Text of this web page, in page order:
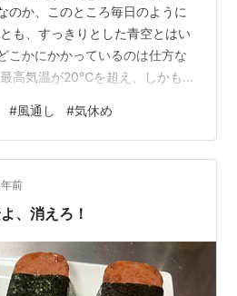
のか、このところ毎日のように
も、すっきりとした青空とはい
こかにかかっているのは仕方な
高気温が20℃を超え、しかも雲
いると暑く感じる。 これにはも
きく関係しているわけだが、そ
60%ほどに過ぎない。 そう認識
なるものの、体感的には不快感
けて屋内に風を通した。 無論、
#風通し #気休め
前
、消えろ！